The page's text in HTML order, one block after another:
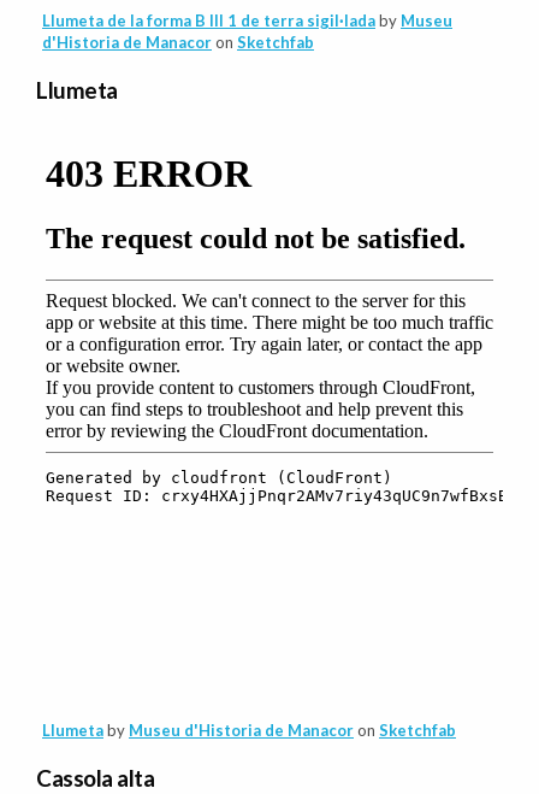
Llumeta de la forma B III 1 de terra sigil·ladaby Museu
d'Historia de Manacoron Sketchfab
Llumeta
Llumetaby Museu d'Historia de Manacoron Sketchfab
Cassola alta